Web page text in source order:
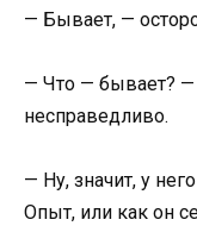
— Бывает, —
— Что — бывает? —
несправедливо.
— Ну, значит, у
Опыт, или как он